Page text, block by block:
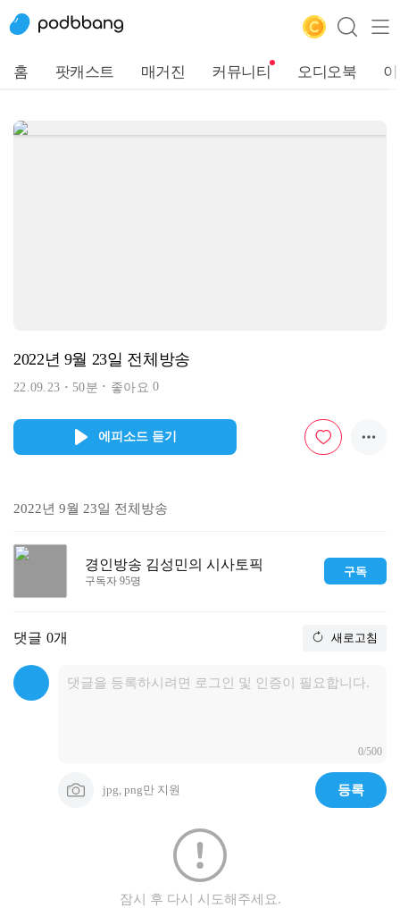
홈 팟캐스트 매거진 커뮤니티 오디오북
2022년 9월 23일 전체방송
22.09.23 50분 좋아요0
에피소드 듣기
2022년 9월 23일 전체방송
경인방송 김성민의 시사토픽
구독자 95명
구독
댓글 0개 새로고침
0/500
jpg, png만 지원 등록
잠시 후 다시 시도해주세요.